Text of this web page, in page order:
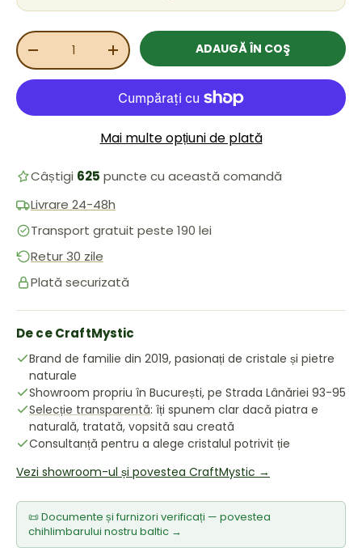
Cant.
REDUCEȚI CANTITATEAMĂRIȚI CANTITATEAADAUGĂ ÎN COŞ
Mai multe opțiuni de plată
Câștigi 625 puncte cu această comandă
Livrare 24-48h
Transport gratuit peste 190 lei
Retur 30 zile
Plată securizată
De ce CraftMystic
Brand de familie din 2019, pasionați de cristale și pietre
naturale
Showroom propriu în București, pe Strada Lânăriei 93-95
Selecție transparentă: îți spunem clar dacă piatra e
naturală, tratată, vopsită sau creată
Consultanță pentru a alege cristalul potrivit ție
Vezi showroom-ul și povestea CraftMystic →
📜 Documente și furnizori verificați — povestea
chihlimbarului nostru baltic →